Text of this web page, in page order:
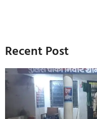
Recent Post